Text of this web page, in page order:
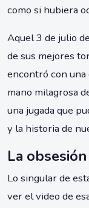
como si hubiera
Aquel 3 de julio
de sus mejores
encontró con una
mano milagrosa
una jugada que
y la historia de
La
Lo singular de
ver el video de